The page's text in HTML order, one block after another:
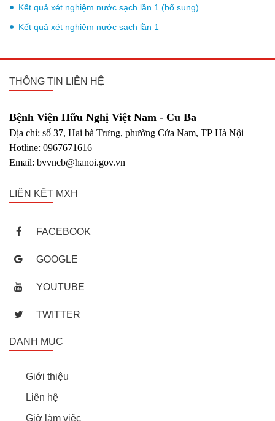
Kết quả xét nghiệm nước sạch lần 1 (bổ sung)
Kết quả xét nghiệm nước sạch lần 1
THÔNG TIN LIÊN HỆ
Bệnh Viện Hữu Nghị Việt Nam - Cu Ba
Địa chỉ: số 37, Hai bà Trưng, phường Cửa Nam, TP Hà Nội
Hotline: 0967671616
Email: bvvncb@hanoi.gov.vn
LIÊN KẾT MXH
FACEBOOK
GOOGLE
YOUTUBE
TWITTER
DANH MỤC
Giới thiệu
Liên hệ
Giờ làm việc